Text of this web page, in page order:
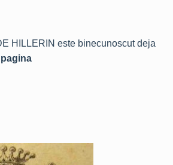
HILLERIN este binecunoscut deja